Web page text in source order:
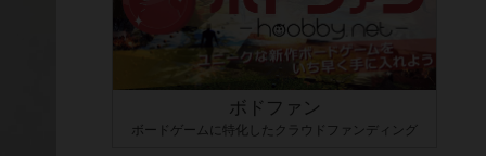
ボドファン
ボードゲームに特化したクラウドファンディング